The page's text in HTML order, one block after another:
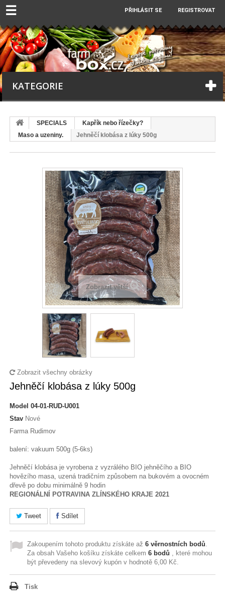
☰ PŘIHLÁSIT SE REGISTROVAT
KATEGORIE
SPECIALS
Kapřík nebo řízečky?
Maso a uzeniny.
Jehněčí klobása z lúky 500g
Zobrazit větší
Zobrazit všechny obrázky
Jehněčí klobása z lúky 500g
Model 04-01-RUD-U001
Stav Nové
Farma Rudimov
balení: vakuum 500g (5-6ks)
Jehněčí klobása je vyrobena z vyzrálého BIO jehněčího a BIO
hovězího masa, uzená tradičním způsobem na bukovém a ovocném
dřevě po dobu minimálně 9 hodin
REGIONÁLNÍ POTRAVINA ZLÍNSKÉHO KRAJE 2021
Tweet Sdílet
Zakoupením tohoto produktu získáte až6 věrnostních bodů
Za obsah Vašeho košíku získáte celkem6 bodů , které mohou
být převedeny na slevový kupón v hodnotě6,00 Kč
Tisk